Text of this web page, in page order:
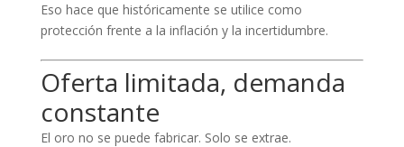
Eso hace que históricamente se utilice como
protección frente a la inflación y la incertidumbre.
Oferta limitada, demanda
constante
El oro no se puede fabricar. Solo se extrae.